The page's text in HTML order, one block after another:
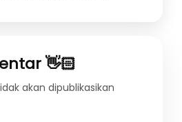
👋🏻
akan dipublikasikan